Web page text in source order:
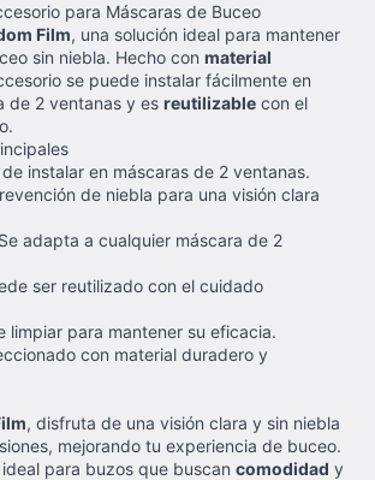
para Máscaras de Buceo
Film, una solución ideal para mantener
sin niebla. Hecho con material
se puede instalar fácilmente en
de 2 ventanas y es reutilizable con el
de instalar en máscaras de 2 ventanas.
de niebla para una visión clara
Se adapta a cualquier máscara de 2
ser reutilizado con el cuidado
limpiar para mantener su eficacia.
con material duradero y
, disfruta de una visión clara y sin niebla
mejorando tu experiencia de buceo.
para buzos que buscan comodidad y